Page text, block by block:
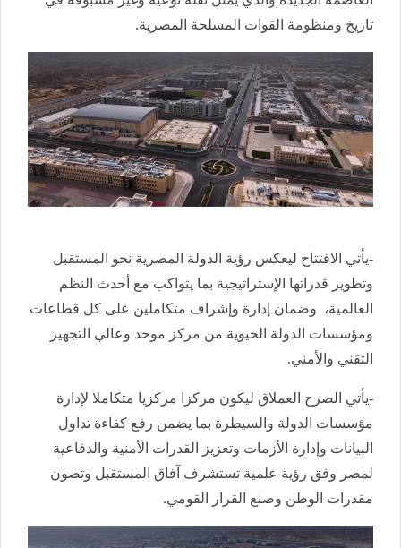
تاريخ ومنظومة القوات المسلحة المصرية.
-يأتي الافتتاح ليعكس رؤية الدولة المصرية نحو المستقبل
وتطوير قدراتها الإستراتيجية بما يتواكب مع أحدث النظم
العالمية، وضمان إدارة وإشراف متكاملين على كل قطاعات
ومؤسسات الدولة الحيوية من مركز موحد وعالي التجهيز
التقني والأمني.
-يأتي الصرح العملاق ليكون مركزا مركزيا متكاملا لإدارة
مؤسسات الدولة والسيطرة بما يضمن رفع كفاءة تداول
البيانات وإدارة الأزمات وتعزيز القدرات الأمنية والدفاعية
لمصر وفق رؤية علمية تستشرف آفاق المستقبل وتصون
مقدرات الوطن وصنع القرار القومي.